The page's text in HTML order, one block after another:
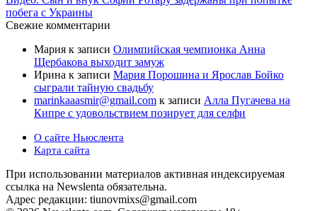
побега с Украины
Свежие комментарии
Мария к записи Олимпийская чемпионка Анна
Щербакова выходит замуж
Ирина к записи Мария Порошина и Ярослав Бойко
сыграли тайную свадьбу
marinkaaasmir@gmail.com к записи Алла Пугачева на
Кипре с удовольствием позирует для селфи
О сайте Ньюслента
Карта сайта
При использовании материалов активная индексируемая
ссылка на Newslenta обязательна.
Адрес редакции: tiunovmixs@gmail.com